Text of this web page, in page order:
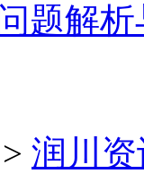
题解
> 润川